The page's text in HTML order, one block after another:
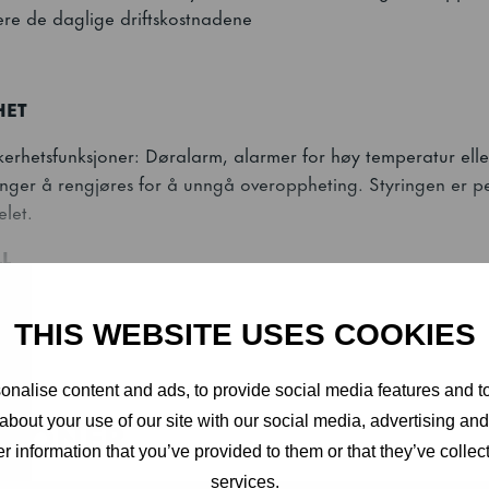
THIS WEBSITE USES COOKIES
content and ads, to provide social media features and
your use of our site with our social media, advertising
information that you’ve provided to them or that they’ve
services.
de daglige driftskostnadene
Døralarm, alarmer for høy temperatur
å rengjøres for å unngå overoppheting. Styringen er
GA kan ut fra behov også brukes